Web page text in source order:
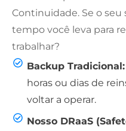
Continuidade. Se o
tempo você leva para
trabalhar?
Backup Tradicional:
horas ou dias de
voltar a operar.
Nosso DRaaS